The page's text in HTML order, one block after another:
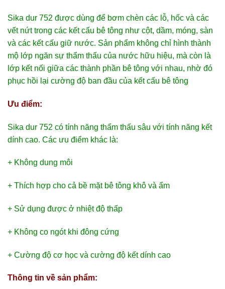
Sika dur 752 được dùng để bơm chèn các lỗ, hốc và các
vết nứt trong các kết cấu bê tông như cột, dầm, móng, sàn
và các kết cấu giữ nước. Sản phẩm không chỉ hình thành
mộ lớp ngăn sự thẩm thấu của nước hữu hiệu, mà còn là
lớp kết nối giữa các thành phần bê tông với nhau, nhờ đó
phục hồi lại cường độ ban đầu của kết cấu bê tông
Ưu điểm:
Sika dur 752 có tính năng thẩm thấu sâu với tính năng kết
dính cao. Các ưu điểm khác là:
+ Không dung môi
+ Thích hợp cho cả bề mặt bê tông khô và ẩm
+ Sử dụng được ở nhiệt độ thấp
+ Không co ngót khi đông cứng
+ Cường độ cơ học và cường độ kết dính cao
Thông tin về sản phẩm: